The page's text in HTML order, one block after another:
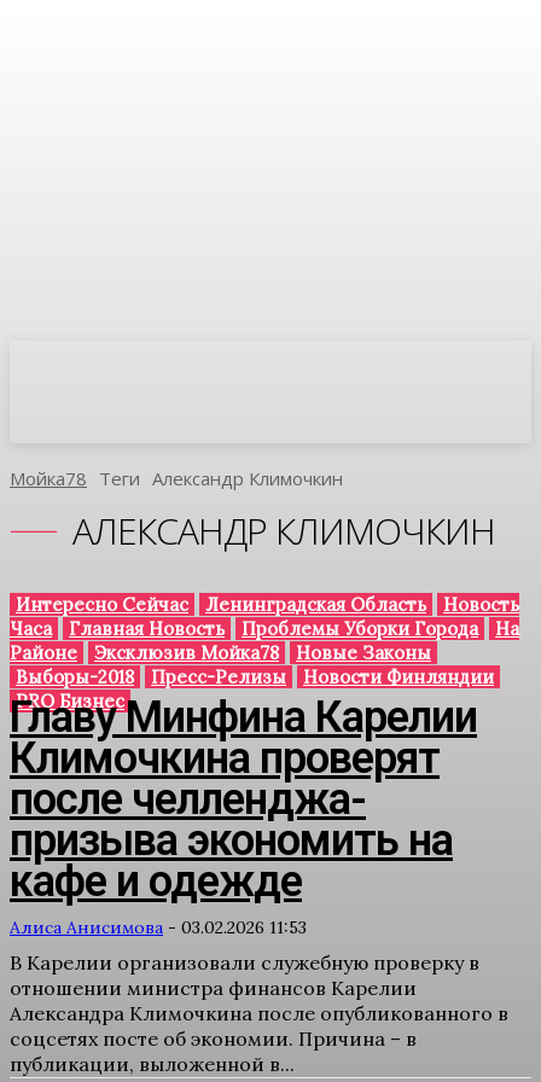
Мойка78 Теги Александр Климочкин
АЛЕКСАНДР КЛИМОЧКИН
Интересно Сейчас Ленинградская Область
Новость
Часа
Главная Новость Проблемы Уборки Города
На
Районе
Эксклюзив Мойка78
Новые Законы
Выборы-2018
Пресс-Релизы
Новости Финляндии
PRO Бизнес
Главу Минфина Карелии
Климочкина проверят
после челленджа-
призыва экономить на
кафе и одежде
Алиса Анисимова - 03.02.2026 11:53
В Карелии организовали служебную проверку в
отношении министра финансов Карелии
Александра Климочкина после опубликованного в
соцсетях посте об экономии. Причина – в
публикации, выложенной в...